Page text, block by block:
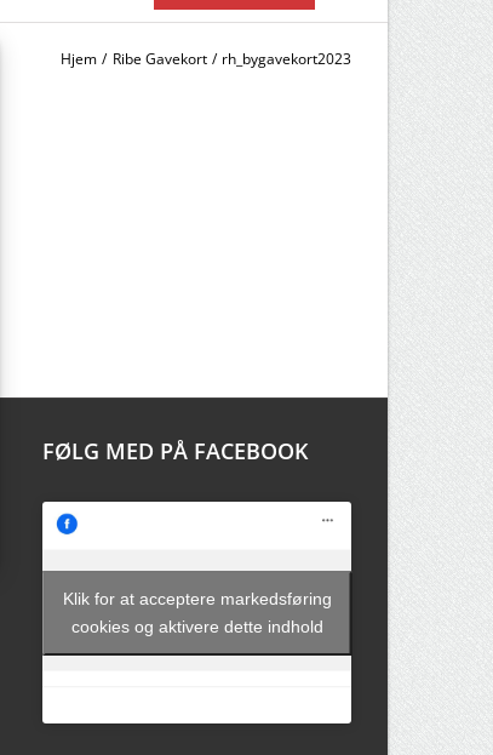
Hjem Ribe Gavekort rh_bygavekort2023
FØLG MED PÅ FACEBOOK
Klik for at acceptere markedsføring
cookies og aktivere dette indhold